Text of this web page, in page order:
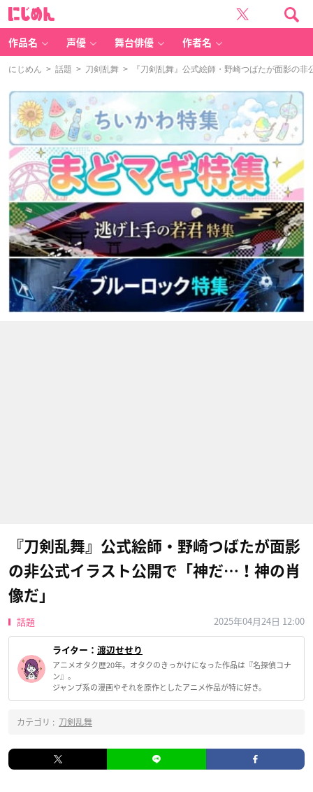
作品名 声優 舞台俳優 作者名
にじめん > 話題 > 刀剣乱舞 > 『刀剣乱舞』公式絵師・野崎つばたが面影の
『刀剣乱舞』公式絵師・野崎つばたが面影
の非公式イラスト公開で「神だ…！神の肖
像だ」
話題 2025年04月24日 12:00
ライター： 渡辺せせり
アニメオタク歴20年。オタクのきっかけになった作品は『名探偵コナ
ン』。
ジャンプ系の漫画やそれを原作としたアニメ作品が特に好き。
カテゴリ : 刀剣乱舞